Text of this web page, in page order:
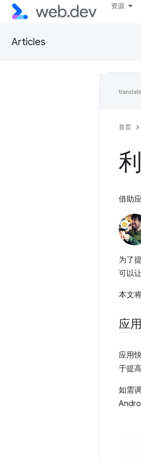
资源
Articles
首页
借助
为了
可以
本文
应
应用
于提
如需